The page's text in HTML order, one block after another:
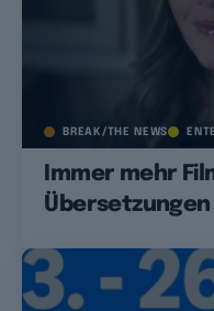
BREAK/THE NEWS
Immer mehr